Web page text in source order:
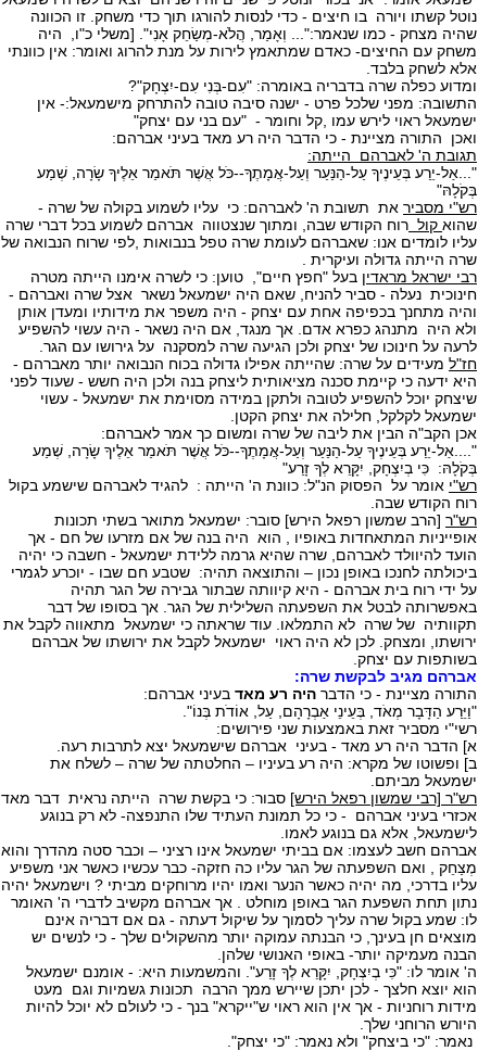
נוטל קשתו ויורה בו חיצים - כדי לנסות להורגו תוך כדי משחק. זו הכוונה
שהיה מצחק - כמו שנאמר:"... וְאָמַר, הֲלֹא-מְשַׂחֵק אָנִי". [משלי כ"ו, היה
משחק עם החיצים- כאדם שמתאמץ לירות על מנת להרוג ואומר: אין כוונתי
אלא לשחק בלבד.
ומדוע כפלה שרה בדבריה באומרה: "עִם-בְּנִי עִם-יִצְחָק"?
התשובה: מפני שלכל פרט - ישנה סיבה טובה להתרחק מישמעאל:- אין
ישמעאל ראוי לירש עמו ,קל וחומר - "עם בני עם יצחק"
ואכן התורה מציינת - כי הדבר היה רע מאד בעיני אברהם:
תגובת ה' לאברהם הייתה:
"...אַל-יֵרַע בְּעֵינֶיךָ עַל-הַנַּעַר וְעַל-אֲמָתֶךָ--כֹּל אֲשֶׁר תֹּאמַר אֵלֶיךָ שָׂרָה, שְׁמַע
בְּקֹלָהּ"
רש"י מסביר את תשובת ה' לאברהם: כי עליו לשמוע בקולה של שרה -
שהוא קול רוח הקודש שבה, ומתוך שנצטווה אברהם לשמוע בכל דברי שרה
עליו לומדים אנו: שאברהם לעומת שרה טפל בנבואות ,לפי שרוח הנבואה של
שרה הייתה גדולה ועיקרית .
רבי ישראל מראדין בעל "חפץ חיים", טוען: כי לשרה אימנו הייתה מטרה
חינוכית נעלה - סביר להניח, שאם היה ישמעאל נשאר אצל שרה ואברהם -
והיה מתחנך בכפיפה אחת עם יצחק - היה משפר את מידותיו ומעדן אותן
ולא היה מתנהג כפרא אדם. אך מנגד, אם היה נשאר - היה עשוי להשפיע
לרעה על חינוכו של יצחק ולכן הגיעה שרה למסקנה על גירושו עם הגר.
חז"ל מעידים על שרה: שהייתה אפילו גדולה בכוח הנבואה יותר מאברהם -
היא ידעה כי קיימת סכנה מציאותית ליצחק בנה ולכן היה חשש - שעוד לפני
שיצחק יוכל להשפיע לטובה ולתקן במידה מסוימת את ישמעאל - עשוי
ישמעאל לקלקל, חלילה את יצחק הקטן.
אכן הקב"ה הבין את ליבה של שרה ומשום כך אמר לאברהם:
"....אַל-יֵרַע בְּעֵינֶיךָ עַל-הַנַּעַר וְעַל-אֲמָתֶךָ--כֹּל אֲשֶׁר תֹּאמַר אֵלֶיךָ שָׂרָה, שְׁמַע
בְּקֹלָהּ: כִּי בְיִצְחָק, יִקָּרֵא לְךָ זָרַע"
רש"י אומר על הפסוק הנ"ל: כוונת ה' הייתה : להגיד לאברהם שישמע בקול
רוח הקודש שבה.
רש"ר [הרב שמשון רפאל הירש] סובר: ישמעאל מתואר בשתי תכונות
אופייניות המתאחדות באופיו , הוא היה בנה של אם מזרעו של חם - אך
הועד להיוולד לאברהם, שרה שהיא גרמה ללידת ישמעאל - חשבה כי יהיה
ביכולתה לחנכו באופן נכון – והתוצאה תהיה: שטבע חם שבו - יוכרע לגמרי
על ידי רוח בית אברהם - היא קיוותה שבתור גבירה של הגר תהיה
באפשרותה לבטל את השפעתה השלילית של הגר. אך בסופו של דבר
תקוותיה של שרה לא התמלאו. עוד שראתה כי ישמעאל מתאווה לקבל את
ירושתו, ומצחק. לכן לא היה ראוי ישמעאל לקבל את ירושתו של אברהם
בשותפות עם יצחק.
אברהם מגיב לבקשת שרה:
התורה מציינת - כי הדבר היה רע מאד בעיני אברהם:
"וַיֵּרַע הַדָּבָר מְאֹד, בְּעֵינֵי אַבְרָהָם, עַל, אוֹדֹת בְּנוֹ".
רשי"י מסביר זאת באמצעות שני פירושים:
א] הדבר היה רע מאד - בעיני אברהם שישמעאל יצא לתרבות רעה.
ב] ופשוטו של מקרא: היה רע בעיניו – החלטתה של שרה – לשלח את
ישמעאל מביתם.
רש"ר [רבי שמשון רפאל הירש] סבור: כי בקשת שרה הייתה נראית דבר מאד
אכזרי בעיני אברהם - כי כל תמונת העתיד שלו התנפצה- לא רק בנוגע
לישמעאל, אלא גם בנוגע לאמו.
אברהם חשב לעצמו: אם בביתי ישמעאל אינו רציני – וכבר סטה מהדרך והוא
מְצַחֵק , ואם השפעתה של הגר עליו כה חזקה- כבר עכשיו כאשר אני משפיע
עליו בדרכי, מה יהיה כאשר הנער ואמו יהיו מרוחקים מביתי ? וישמעאל יהיה
נתון תחת השפעת הגר באופן מוחלט . אך אברהם מקשיב לדברי ה' האומר
לו: שמע בקול שרה עליך לסמוך על שיקול דעתה - גם אם דבריה אינם
מוצאים חן בעינך, כי הבנתה עמוקה יותר מהשקולים שלך - כי לנשים יש
הבנה מעמיקה יותר- באופי האנושי שלהן.
ה' אומר לו: "כִּי בְיִצְחָק, יִקָּרֵא לְךָ זָרַע". והמשמעות היא: - אומנם ישמעאל
הוא יוצא חלצך - לכן יתכן שיירש ממך הרבה תכונות גשמיות וגם מעט
מידות רוחניות - אך אין הוא ראוי ש"ייקרא" בנך - כי לעולם לא יוכל להיות
היורש הרוחני שלך.
נאמר: "כי ביצחק" ולא נאמר: "כי יצחק".